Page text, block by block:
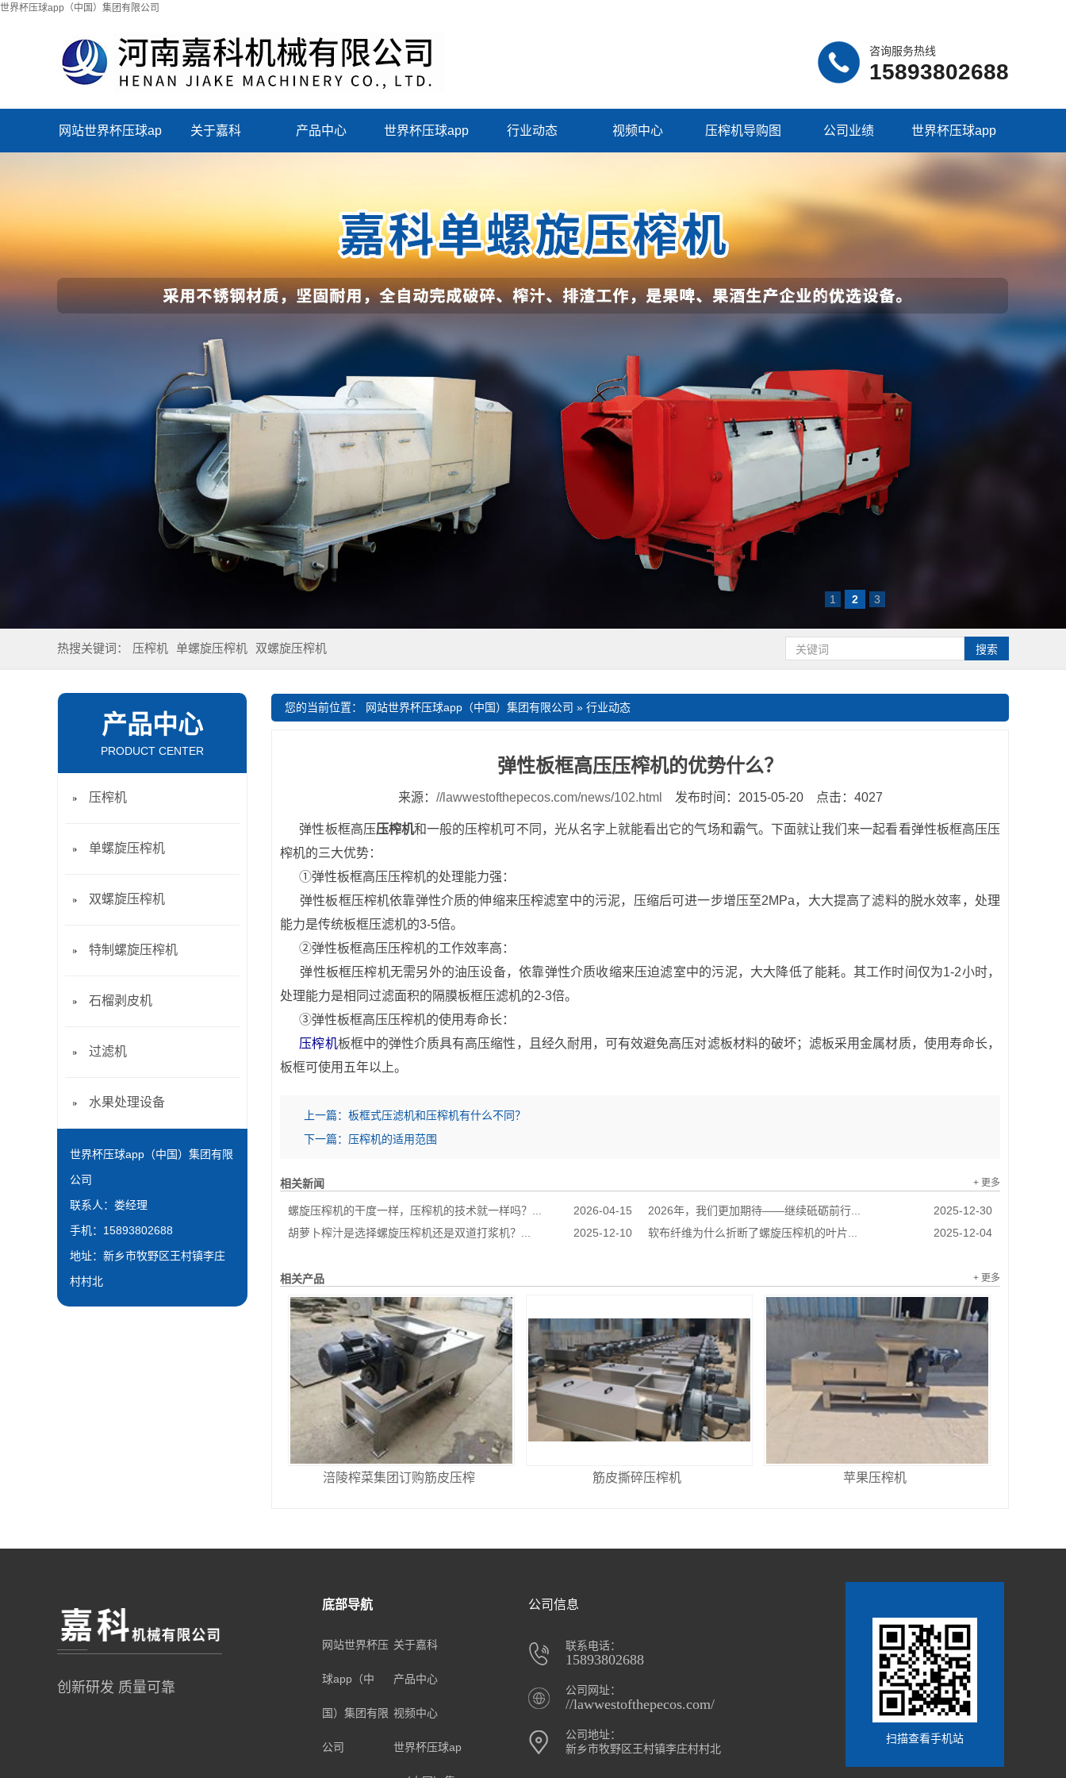
世界杯压球app（中国）集团有限公司
咨询服务热线
15893802688
网站世界杯压球ap 关于嘉科 产品中心 世界杯压球app
公司
行业动态 视频中心 压榨机导购图 公司业绩 世界杯压球app
1 2 3
热搜关键词： 压榨机 单螺旋压榨机 双螺旋压榨机
您的当前位置： 网站世界杯压球app（中国）集团有限公司 » 行业动态
弹性板框高压压榨机的优势什么？
来源： //lawwestofthepecos.com/news/102.html 发布时间：2015-05-20 点击：4027
弹性板框高压压榨机和一般的压榨机可不同，光从名字上就能看出它的气场和霸气。下面就让我们来一起看看弹性板框高压压
榨机的三大优势：
①弹性板框高压压榨机的处理能力强：
弹性板框压榨机依靠弹性介质的伸缩来压榨滤室中的污泥，压缩后可进一步增压至2MPa，大大提高了滤料的脱水效率，处理
能力是传统板框压滤机的3-5倍。
②弹性板框高压压榨机的工作效率高：
弹性板框压榨机无需另外的油压设备，依靠弹性介质收缩来压迫滤室中的污泥，大大降低了能耗。其工作时间仅为1-2小时，
处理能力是相同过滤面积的隔膜板框压滤机的2-3倍。
③弹性板框高压压榨机的使用寿命长：
压榨机板框中的弹性介质具有高压缩性，且经久耐用，可有效避免高压对滤板材料的破坏；滤板采用金属材质，使用寿命长，
板框可使用五年以上。
上一篇： 板框式压滤机和压榨机有什么不同？
下一篇： 压榨机的适用范围
相关新闻 + 更多
2026-04-15
螺旋压榨机的干度一样，压榨机的技术就一样吗？... 2025-12-30
2026年，我们更加期待——继续砥砺前行...
2025-12-10
胡萝卜榨汁是选择螺旋压榨机还是双道打浆机？... 2025-12-04
软布纤维为什么折断了螺旋压榨机的叶片...
相关产品 + 更多
涪陵榨菜集团订购筋皮压榨 筋皮撕碎压榨机 苹果压榨机
产品中心
PRODUCT CENTER
压榨机
单螺旋压榨机
双螺旋压榨机
特制螺旋压榨机
石榴剥皮机
过滤机
水果处理设备
世界杯压球app（中国）集团有限
公司
联系人：娄经理
手机：15893802688
地址：新乡市牧野区王村镇李庄
村村北
创新研发 质量可靠
底部导航
网站世界杯压
球app（中
国）集团有限
公司
关于嘉科
产品中心
视频中心
世界杯压球ap
公司信息
联系电话：
15893802688
公司网址：
//lawwestofthepecos.com/
公司地址：
新乡市牧野区王村镇李庄村村北
扫描查看手机站